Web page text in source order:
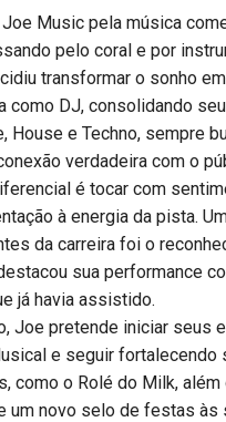
Music pela música
pelo coral e por
transformar o sonho
como DJ, consolidando
House e Techno, sempre
verdadeira com o
é tocar com
à energia da pista.
da carreira foi o
sua performance
já havia assistido.
Joe pretende iniciar seus
e seguir fortalecendo
como o Rolé do Milk, além
e um novo selo de festas